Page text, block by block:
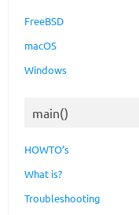
FreeBSD
macOS
Windows
main()
HOWTO’s
What is?
Troubleshooting